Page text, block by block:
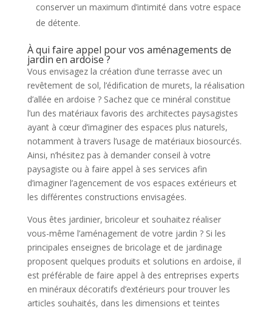
conserver un maximum d’intimité dans votre espace
de détente.
À qui faire appel pour vos aménagements de
jardin en ardoise ?
Vous envisagez la création d’une terrasse avec un
revêtement de sol, l’édification de murets, la réalisation
d’allée en ardoise ? Sachez que ce minéral constitue
l’un des matériaux favoris des architectes paysagistes
ayant à cœur d’imaginer des espaces plus naturels,
notamment à travers l’usage de matériaux biosourcés.
Ainsi, n’hésitez pas à demander conseil à votre
paysagiste ou à faire appel à ses services afin
d’imaginer l’agencement de vos espaces extérieurs et
les différentes constructions envisagées.
Vous êtes jardinier, bricoleur et souhaitez réaliser
vous-même l’aménagement de votre jardin ? Si les
principales enseignes de bricolage et de jardinage
proposent quelques produits et solutions en ardoise, il
est préférable de faire appel à des entreprises experts
en minéraux décoratifs d’extérieurs pour trouver les
articles souhaités, dans les dimensions et teintes